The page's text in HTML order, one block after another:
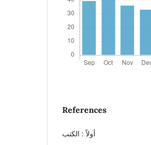
References
أولاً : الكتب